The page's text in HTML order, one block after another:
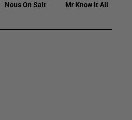
Nous On Sait Mr Know It All